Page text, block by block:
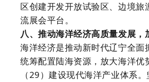
区创建开发开放试验区、边境
流展会平台。
八、推动海洋经济高质量发展，
海洋经济是推动新时代辽宁全
统筹配置陆海资源，放大海洋
（29）建设现代海洋产业体系